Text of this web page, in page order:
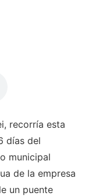
recorría esta
días del
municipal
de la empresa
un puente